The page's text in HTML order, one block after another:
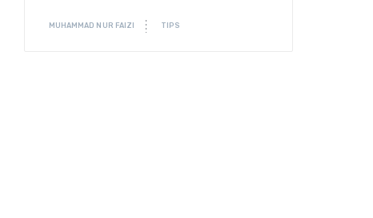
MUHAMMAD NUR FAIZI TIPS